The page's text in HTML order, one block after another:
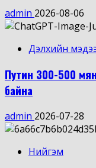
admin 2026-08-06
Дэлхийн
Путин 300-500
байна
admin 2026-07-28
Нийгэм